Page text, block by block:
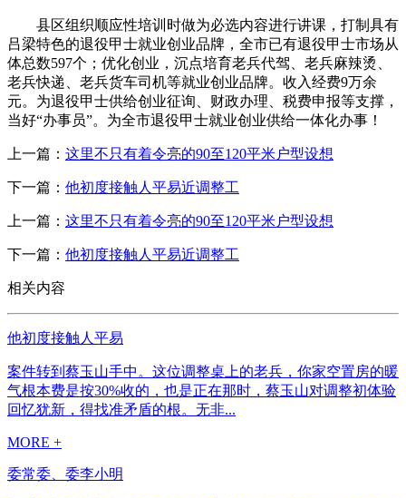
县区组织顺应性培训时做为必选内容进行讲课，打制具有
吕梁特色的退役甲士就业创业品牌，全市已有退役甲士市场从
体总数597个；优化创业，沉点培育老兵代驾、老兵麻辣烫、
老兵快递、老兵货车司机等就业创业品牌。收入经费9万余
元。为退役甲士供给创业征询、财政办理、税费申报等支撑，
当好“办事员”。为全市退役甲士就业创业供给一体化办事！
上一篇： 这里不只有着令亮的90至120平米户型设想
下一篇： 他初度接触人平易近调整工
上一篇： 这里不只有着令亮的90至120平米户型设想
下一篇： 他初度接触人平易近调整工
相关内容
他初度接触人平易
案件转到蔡玉山手中。这位调整桌上的老兵，你家空置房的暖
气根本费是按30%收的，也是正在那时，蔡玉山对调整初体验
回忆犹新，得找准矛盾的根。无非...
MORE +
委常委、委李小明